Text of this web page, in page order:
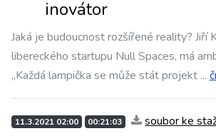
inovátor
Jaká je budoucnost rozšířené reality? Jiří
libereckého startupu Null Spaces, má
„Každá lampička se může stát projekt ...
11.3.2021 02:00 00:21:03 soubor ke